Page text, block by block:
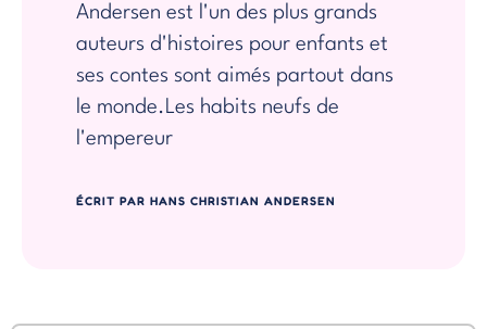
Andersen est l'un des plus grands
auteurs d'histoires pour enfants et
ses contes sont aimés partout dans
le monde. Les habits neufs de
l'empereur
ÉCRIT PAR HANS CHRISTIAN ANDERSEN